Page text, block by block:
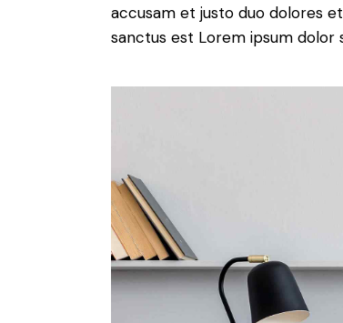
accusam et justo duo dolores
sanctus est Lorem ipsum dolor